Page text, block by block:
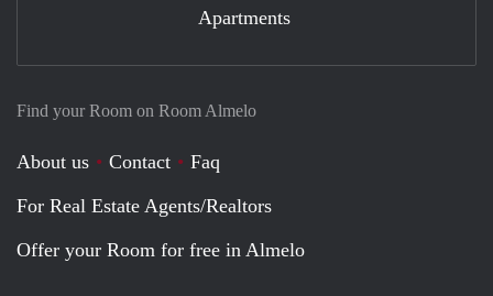
Find your Room on Room Almelo
About us Contact
Faq
For Real Estate Agents/Realtors
Offer your Room for free in Almelo
Apartments